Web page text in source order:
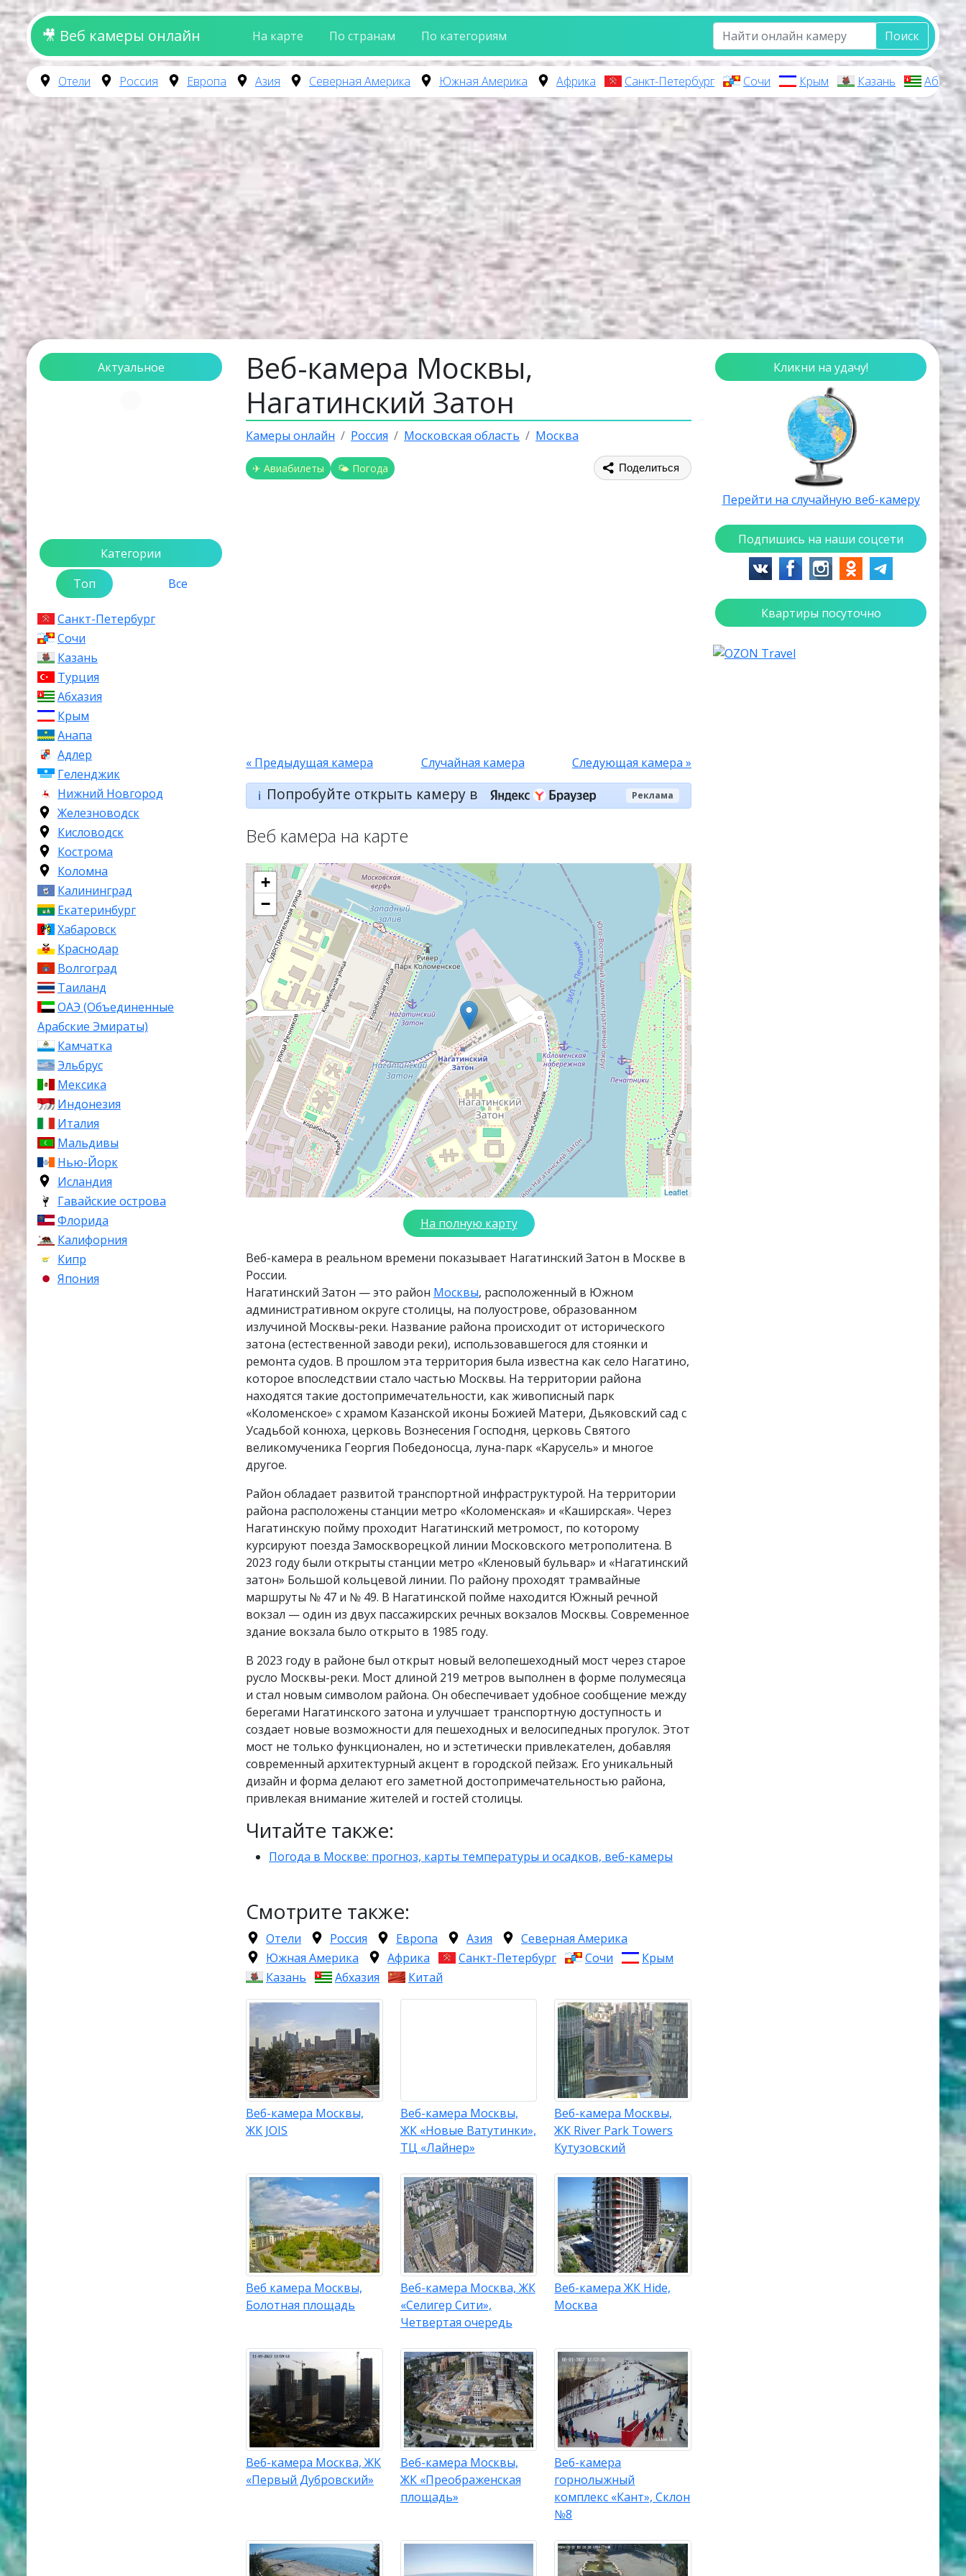
🎥 Веб камеры онлайн На карте По странам По категориям Поиск
Отели Россия Европа Азия Северная Америка Южная Америка Африка Санкт-Петербург Сочи Крым Казань
Актуальное
Категории
Топ
Все
Санкт-Петербург
Сочи
Казань
Турция
Абхазия
Крым
Анапа
Адлер
Геленджик
Нижний Новгород
Железноводск
Кисловодск
Кострома
Коломна
Калининград
Екатеринбург
Хабаровск
Краснодар
Волгоград
Таиланд
ОАЭ (Объединенные
Арабские Эмираты)
Камчатка
Эльбрус
Мексика
Индонезия
Италия
Мальдивы
Нью-Йорк
Исландия
Гавайские острова
Флорида
Калифорния
Кипр
Япония
Веб-камера Москвы,
Нагатинский Затон
Камеры онлайн Россия Московская область Москва
✈ Авиабилеты 🌤 Погода Поделиться
« Предыдущая камера Случайная камера Следующая камера »
ℹ️ Попробуйте открыть камеру в Реклама
Веб камера на карте
+
−
Leaflet
На полную карту
Веб-камера в реальном времени показывает Нагатинский Затон в Москве в
России.
Нагатинский Затон — это район Москвы, расположенный в Южном
административном округе столицы, на полуострове, образованном
излучиной Москвы-реки. Название района происходит от исторического
затона (естественной заводи реки), использовавшегося для стоянки и
ремонта судов. В прошлом эта территория была известна как село Нагатино,
которое впоследствии стало частью Москвы. На территории района
находятся такие достопримечательности, как живописный парк
«Коломенское» с храмом Казанской иконы Божией Матери, Дьяковский сад с
Усадьбой конюха, церковь Вознесения Господня, церковь Святого
великомученика Георгия Победоносца, луна-парк «Карусель» и многое
другое.
Район обладает развитой транспортной инфраструктурой. На территории
района расположены станции метро «Коломенская» и «Каширская». Через
Нагатинскую пойму проходит Нагатинский метромост, по которому
курсируют поезда Замоскворецкой линии Московского метрополитена. В
2023 году были открыты станции метро «Кленовый бульвар» и «Нагатинский
затон» Большой кольцевой линии. По району проходят трамвайные
маршруты № 47 и № 49.​ В Нагатинской пойме находится Южный речной
вокзал — один из двух пассажирских речных вокзалов Москвы. Современное
здание вокзала было открыто в 1985 году.​
В 2023 году в районе был открыт новый велопешеходный мост через старое
русло Москвы-реки. Мост длиной 219 метров выполнен в форме полумесяца
и стал новым символом района. Он обеспечивает удобное сообщение между
берегами Нагатинского затона и улучшает транспортную доступность и
создает новые возможности для пешеходных и велосипедных прогулок. Этот
мост не только функционален, но и эстетически привлекателен, добавляя
современный архитектурный акцент в городской пейзаж. Его уникальный
дизайн и форма делают его заметной достопримечательностью района,
привлекая внимание жителей и гостей столицы.
Читайте также:
Погода в Москве: прогноз, карты температуры и осадков, веб-камеры
Смотрите также:
Отели Россия Европа Азия
Северная Америка
Южная Америка
Африка Санкт-Петербург Сочи
Крым
Казань
Абхазия Китай
Веб-камера Москвы,
ЖК JOIS
Веб-камера Москвы,
ЖК «Новые Ватутинки»,
ТЦ «Лайнер»
Веб-камера Москвы,
ЖК River Park Towers
Кутузовский
Веб камера Москвы,
Болотная площадь
Веб-камера Москва, ЖК
«Селигер Сити»,
Четвертая очередь
Веб-камера ЖК Hide,
Москва
Веб-камера Москва, ЖК
«Первый Дубровский»
Веб-камера Москвы,
ЖК «Преображенская
площадь»
Веб-камера
горнолыжный
комплекс «Кант», Склон
№8
Кликни на удачу!
Перейти на случайную веб-камеру
Подпишись на наши соцсети
Квартиры посуточно